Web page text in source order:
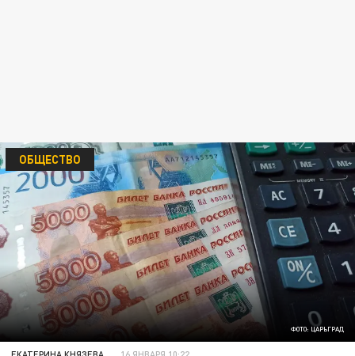
ФОТО: ЦАРЬГРАД
ОБЩЕСТВО
ЕКАТЕРИНА КНЯЗЕВА 16 ЯНВАРЯ 10:22